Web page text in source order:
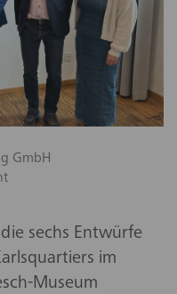
GmbH
sechs Entwürfe
im
Museum